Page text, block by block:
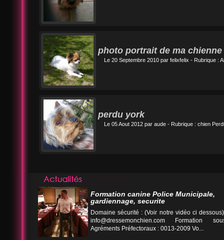
photo portrait de ma
Le 20 Septembre 2010 par felixfelix - Rubrique :
perdu york
Le 05 Aout 2012 par aude - Rubrique : chien
Formation canine Police Municipale,
gardiennage, securite
Domaine sécurité : (Voir notre vidéo ci
info@dressemonchien.com Formation
Agréments Préfectoraux : 0013-2009 Vo...